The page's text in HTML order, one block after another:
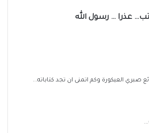
عذرا … رسول الله
صبري العيكورة وكم اتمنى ان تجد كتاباته...